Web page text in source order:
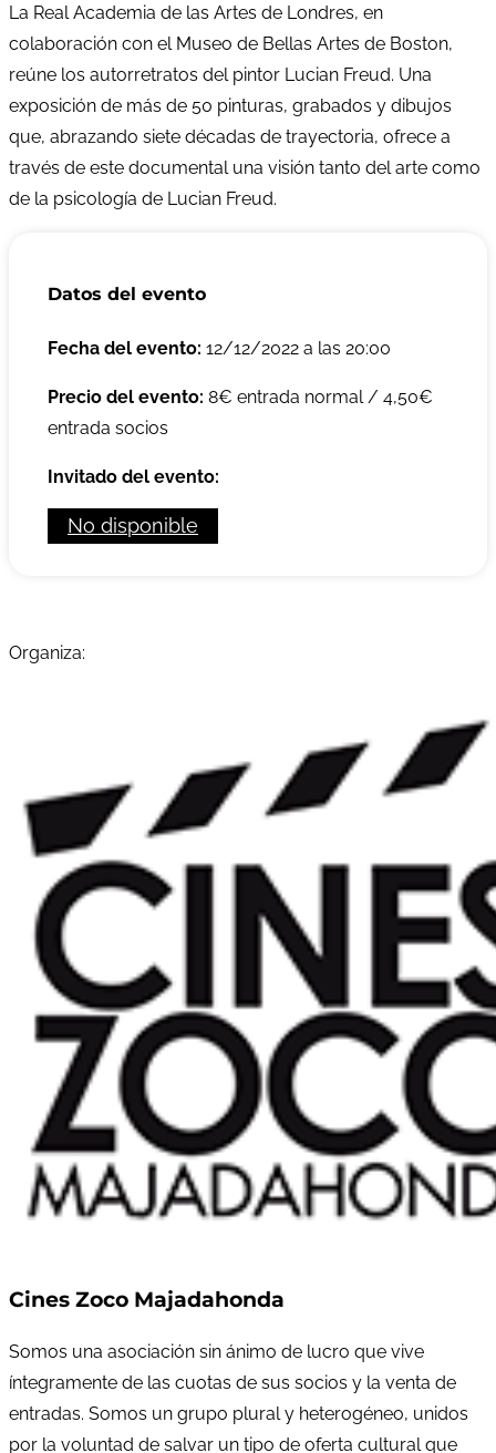
La Real Academia de las Artes de Londres, en
colaboración con el Museo de Bellas Artes de Boston,
reúne los autorretratos del pintor Lucian Freud. Una
exposición de más de 50 pinturas, grabados y dibujos
que, abrazando siete décadas de trayectoria, ofrece a
través de este documental una visión tanto del arte como
de la psicología de Lucian Freud.
Datos del evento
Fecha del evento: 12/12/2022 a las 20:00
Precio del evento: 8€ entrada normal / 4,50€
entrada socios
Invitado del evento:
No disponible
Organiza:
Cines Zoco Majadahonda
Somos una asociación sin ánimo de lucro que vive
íntegramente de las cuotas de sus socios y la venta de
entradas. Somos un grupo plural y heterogéneo, unidos
por la voluntad de salvar un tipo de oferta cultural que